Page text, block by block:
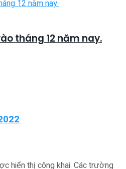
tháng 12 năm nay.
hiển thị công khai. Các trường